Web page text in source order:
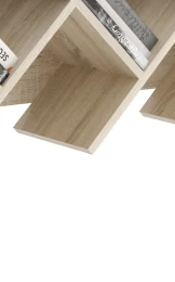
STOLOVANIE
Jedálenský
Príbory
Hrnce
Panvice